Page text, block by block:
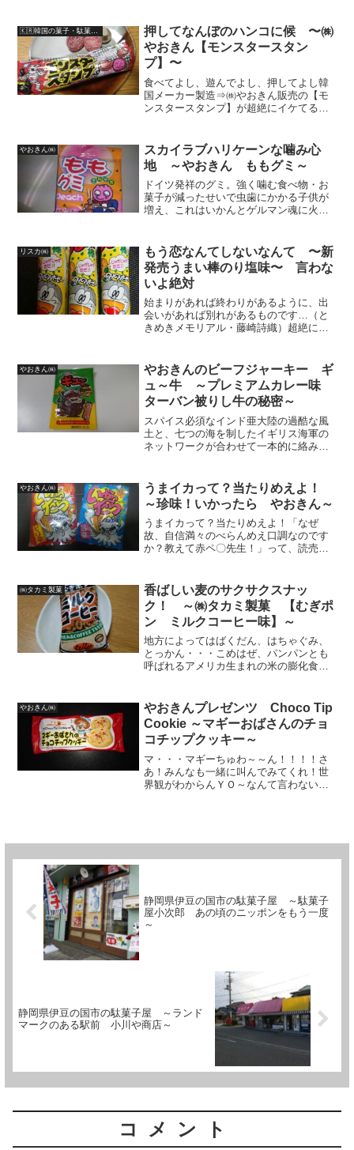
んだ事は想像に難くはありません！！太
郎がリリース...
🇰🇷韓国の菓子・駄菓子（Korean-Snack/Candy）
押してなんぼのハンコに候 〜㈱
やおきん【モンスタースタン
プ】〜
食べてよし、遊んでよし、押してよし韓
国メーカー製造⇒㈱やおきん販売の【モ
ンスタースタンプ】が超絶にイケてる件
が如く紙に押印できるので、一通り遊ん
でから食べるべし！美味し...
やおきん㈱
スカイラブハリケーンな噛み心
地 ～やおきん ももグミ～
ドイツ発祥のグミ。強く噛む食べ物・お
菓子が減ったせいで虫歯にかかる子供が
増え、これはいかんとゲルマン魂に火が
ットみたいな誕生秘話ですが、今では世
界中で愛され...
リスカ㈱
もう恋なんてしないなんて 〜新
発売うまい棒のり塩味〜 言わな
いよ絶対
始まりがあれば終わりがあるように、出
会いがあれば別れがあるものです…（と
きめきメモリアル・藤崎詩織）超絶にど
ー味なんですね。ですが、近所でも購買
する事ができ、毎日食べて...
やおきん㈱
やおきんのビーフジャーキー ギ
ュ～牛 ～プレミアムカレー味
ターバン被りし牛の秘密～
スパイス必須なインド亜大陸の過酷な風
土と、七つの海を制したイギリス海軍の
ネットワークが合わせて一本的に絡み合
街中華や蕎麦屋さんに単品で置いてる店
も多いし、何の料理にでも...
やおきん㈱
うまイカって？当たりめえよ！
～珍味！いかったら やおきん～
うまイカって？当たりめえよ！「なぜ
故、自信満々のべらんめえ口調なのです
か？教えて赤ペ〇先生！」って、読売新
かって来たらどないすんの？進〇ゼミ！
チャチャチャって言って、逃...
㈱タカミ製菓
香ばしい麦のサクサクスナッ
ク！ ～㈱タカミ製菓 【むぎポ
ン ミルクコーヒー味】～
地方によってはばくだん、はちゃぐみ、
とっかん・・・こめはぜ、パンパンとも
呼ばれるアメリカ生まれの米の膨化食品
も『ポンポン』食べてきなさいな」と言
って、おやつに良く食べさ...
やおきん㈱
やおきんプレゼンツ Choco Tip
Cookie ～マギーおばさんのチョ
コチップクッキー～
マ・・・マギーちゅわ～～ん！！！！さ
あ！みんなも一緒に叫んでみてくれ！世
界観がわからんＹＯ～なんて言わない
静岡県伊豆の国市の駄菓子屋 ～駄菓子
屋小次郎 あの頃のニッポンをもう一度
～
静岡県伊豆の国市の駄菓子屋 ～ランド
マークのある駅前 小川や商店～
コメント